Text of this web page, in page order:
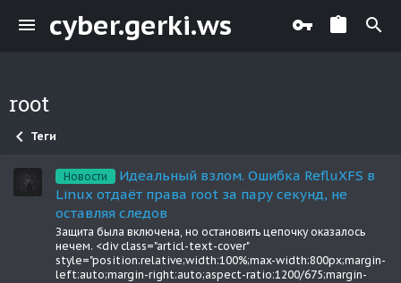
cyber.gerki.ws
root
Теги
Новости
Идеальный взлом. Ошибка RefluXFS в
Linux отдаёт права root за пару секунд, не
оставляя следов
Защита была включена, но остановить цепочку оказалось
нечем. <div class="articl-text-cover"
style="position:relative;width:100%;max-width:800px;margin-
left:auto;margin-right:auto;aspect-ratio:1200/675;margin-